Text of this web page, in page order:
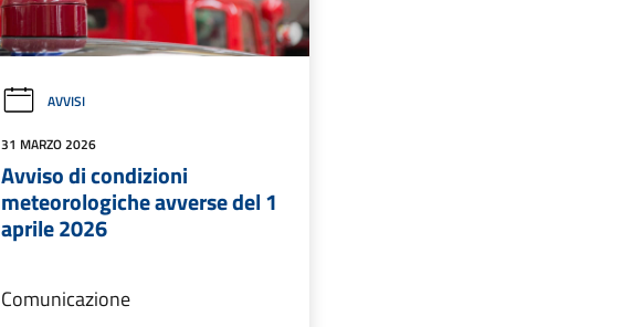
AVVISI
31 MARZO 2026
Avviso di condizioni
meteorologiche avverse del 1
aprile 2026
Comunicazione